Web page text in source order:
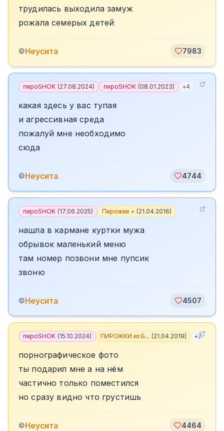
трудилась выходила замуж
рожала семерых детей
©Неусита 7983
пироSHOK (27.08.2024) пироSHOK (08.01.2023) +4
какая здесь у вас тупая
и агрессивная среда
пожалуй мне необходимо
сюда
©Неусита 4744
пироSHOK (17.06.2025) Пирожки + (21.04.2016)
нашла в кармане куртки мужа
обрывок маленький меню
там номер позвони мне пупсик
звоню
©Неусита 4507
пироSHOK (15.10.2024) ПИРОЖКИ из Б... (21.04.2019) +2
порнографическое фото
ты подарил мне а на нём
частично только поместился
но сразу видно что грустишь
©Неусита 4464